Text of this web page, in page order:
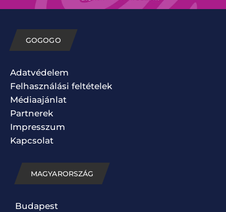
GOGOGO
Adatvédelem
Felhasználási feltételek
Médiaajánlat
Partnerek
Impresszum
Kapcsolat
MAGYARORSZÁG
Budapest